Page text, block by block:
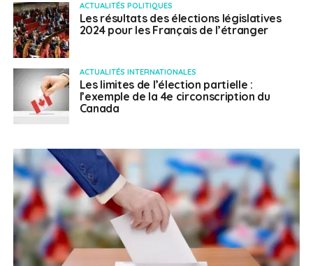
ACTUALITÉS POLITIQUES
Les résultats des élections législatives
2024 pour les Français de l’étranger
ACTUALITÉS INTERNATIONALES
Les limites de l’élection partielle :
l’exemple de la 4e circonscription du
Canada